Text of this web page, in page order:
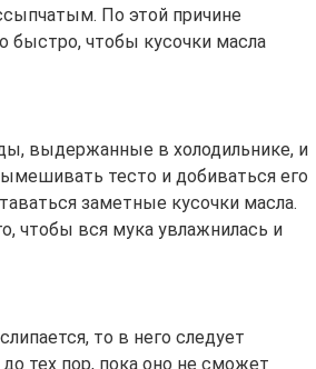
По этой причине
быстро, чтобы кусочки масла
выдержанные в холодильнике, и
тесто и добиваться его
заметные кусочки масла.
чтобы вся мука увлажнилась и
то в него следует
тех пор, пока оно не сможет